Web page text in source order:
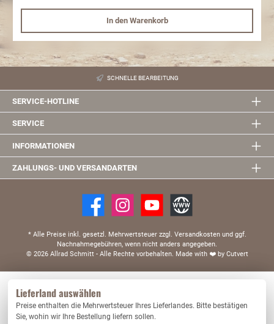
In den Warenkorb
SCHNELLE BEARBEITUNG
SERVICE-HOTLINE
SERVICE
INFORMATIONEN
ZAHLUNGS- UND VERSANDARTEN
* Alle Preise inkl. gesetzl. Mehrwertsteuer zzgl. Versandkosten und ggf.
Nachnahmegebühren, wenn nicht anders angegeben.
© 2026 Allrad Schmitt - Alle Rechte vorbehalten. Made with ❤️by Cutvert
Lieferland auswählen
Preise enthalten die Mehrwertsteuer Ihres Lieferlandes. Bitte bestätigen
Sie, wohin wir Ihre Bestellung liefern sollen.
Nur technisch notwendige Konfigurieren